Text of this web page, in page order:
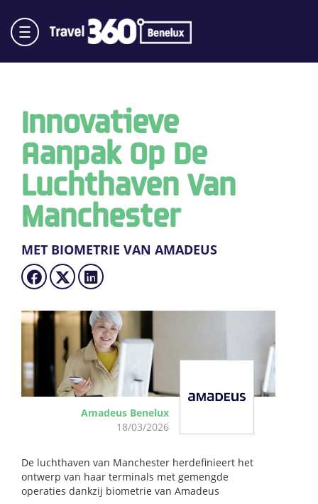
Innovatieve
Aanpak Op De
Luchthaven Van
Manchester
MET BIOMETRIE VAN AMADEUS
Amadeus Benelux
18/03/2026
De luchthaven van Manchester herdefinieert het
ontwerp van haar terminals met gemengde
operaties dankzij biometrie van Amadeus